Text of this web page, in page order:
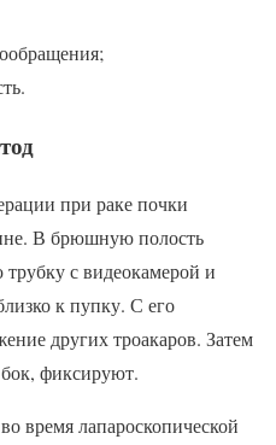
при раке почки
В брюшную полость
с видеокамерой и
к пупку. С его
других троакаров. Затем
фиксируют.
время лапароскопической